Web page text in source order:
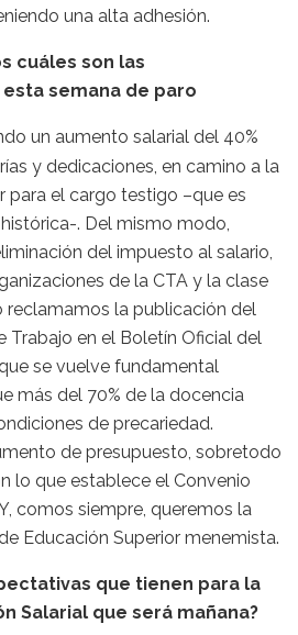
una alta adhesión.
cuáles son las
semana de paro
un aumento salarial del 40%
y dedicaciones, en camino a la
para el cargo testigo –que es
. Del mismo modo,
del impuesto al salario,
de la CTA y la clase
reclamamos la publicación del
Trabajo en el Boletín Oficial del
se vuelve fundamental
más del 70% de la docencia
de precariedad.
de presupuesto, sobretodo
lo que establece el Convenio
comos siempre, queremos la
Educación Superior menemista.
que tienen para la
Salarial que será mañana?